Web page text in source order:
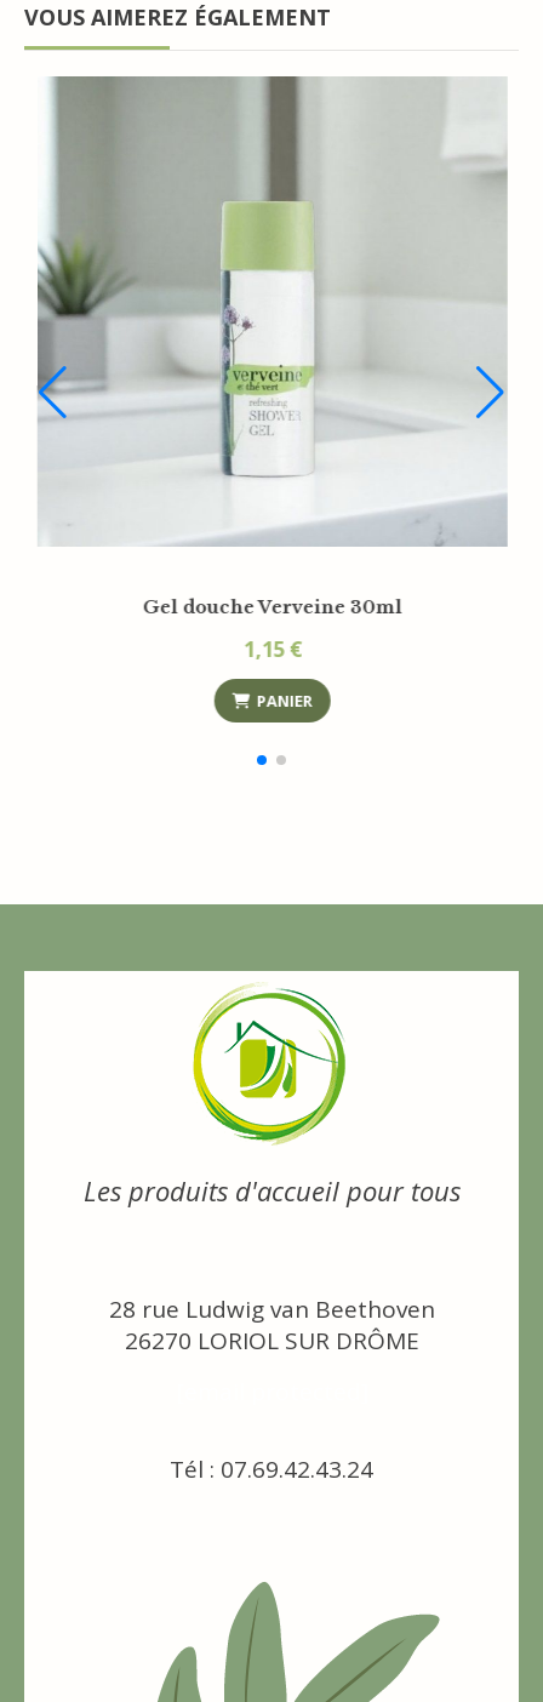
VOUS AIMEREZ ÉGALEMENT
Sachet organza écru 12x15cm
0,35€
PANIER
Les produits d'accueil pour tous
28 rue Ludwig van Beethoven
26270 LORIOL SUR DRÔME
Tél : 07.69.42.43.24